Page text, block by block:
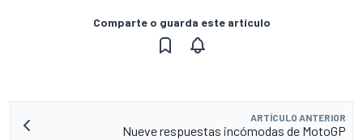
Comparte o guarda este artículo
ARTÍCULO ANTERIOR
Nueve respuestas incómodas de MotoGP